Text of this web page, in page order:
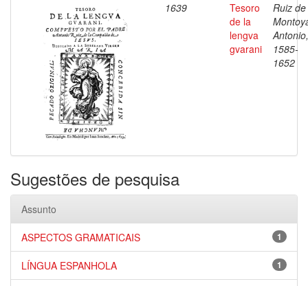
1639
Tesoro
de la
lengva
gvarani
Ruiz de
Antonio,
1585-
1652
Sugestões de pesquisa
Assunto
1
ASPECTOS GRAMATICAIS
1
LÍNGUA ESPANHOLA